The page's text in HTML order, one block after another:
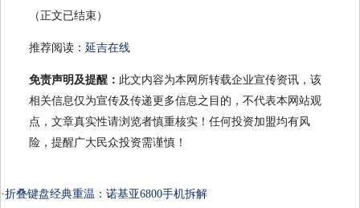
（正文已结束）
推荐阅读： 延吉在线
免责声明及提醒： 此文内容为本网所转载企业宣传资讯，该
相关信息仅为宣传及传递更多信息之目的，不代表本网站观
点，文章真实性请浏览者慎重核实！任何投资加盟均有风
险，提醒广大民众投资需谨慎！
·折叠键盘经典重温：诺基亚6800手机拆解